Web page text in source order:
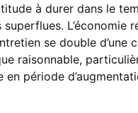
à durer dans le
superflues. L’économie
se double d’une
raisonnable,
en période